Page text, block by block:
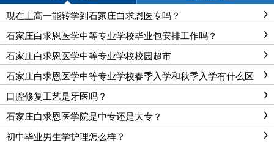
现在上高一能转学到石家庄白求恩医专吗？
石家庄白求恩医学中等专业学校毕业包安排工作吗？
石家庄白求恩医学中等专业学校校园超市
石家庄白求恩医学中等专业学校春季入学和秋季入学有什么区
别？
口腔修复工艺是牙医吗？
石家庄白求恩医学院是中专还是大专？
初中毕业男生学护理怎么样？